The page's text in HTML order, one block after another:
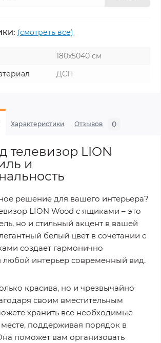
(смотреть все)
180х5040 см
ДСП
Характеристики Отзывов 0
телевизор LION
и
решение для вашего интерьера?
LION Wood с ящиками – это
но и стильный акцент в вашей
белый цвет в сочетании с
создает гармонично
интерьер современный вид.
красива, но и чрезвычайно
своим вместительным
хранить все необходимые
поддерживая порядок в
поможет вам организовать